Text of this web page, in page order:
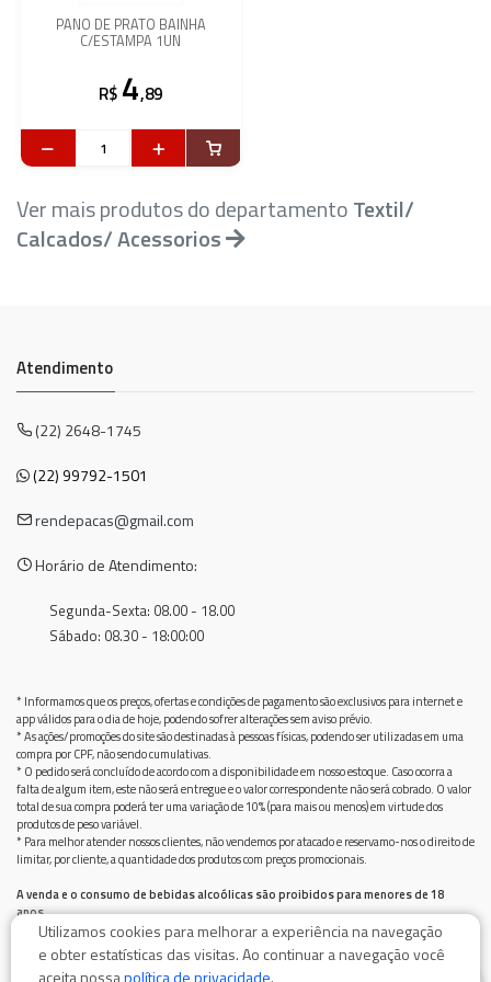
PANO DE PRATO BAINHA
C/ESTAMPA 1UN
R$ 4,89
Ver mais produtos do departamentoTextil/
Calcados/ Acessorios
Atendimento
(22) 2648-1745
(22) 99792-1501
rendepacas@gmail.com
Horário de Atendimento:
Segunda-Sexta: 08.00 - 18.00
Sábado: 08.30 - 18:00:00
* Informamos que os preços, ofertas e condições de pagamento são exclusivos para internet e
app válidos para o dia de hoje, podendo sofrer alterações sem aviso prévio.
* As ações/promoções do site são destinadas à pessoas físicas, podendo ser utilizadas em uma
compra por CPF, não sendo cumulativas.
* O pedido será concluído de acordo com a disponibilidade em nosso estoque. Caso ocorra a
falta de algum item, este não será entregue e o valor correspondente não será cobrado. O valor
total de sua compra poderá ter uma variação de 10% (para mais ou menos) em virtude dos
produtos de peso variável.
* Para melhor atender nossos clientes, não vendemos por atacado e reservamo-nos o direito de
limitar, por cliente, a quantidade dos produtos com preços promocionais.
A venda e o consumo de bebidas alcoólicas são proibidos para menores de 18
anos.
Bebida alcoólica pode causar dependência química e, em excesso, provoca graves males à saúde.
Beba com moderação
Utilizamos cookies para melhorar a experiência na navegação
e obter estatísticas das visitas. Ao continuar a navegação você
aceita nossapolítica de privacidade.